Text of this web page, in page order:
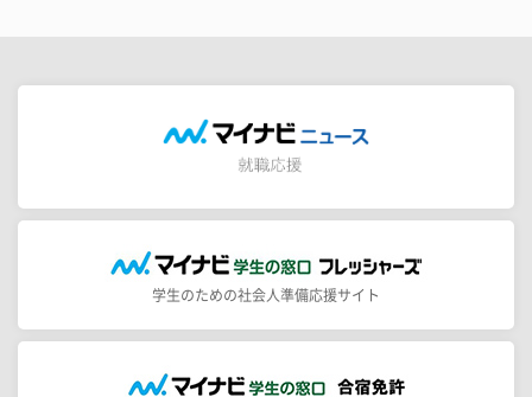
学生のための社会人準備応援サイト